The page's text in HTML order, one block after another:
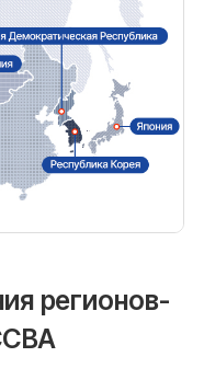
регионов-